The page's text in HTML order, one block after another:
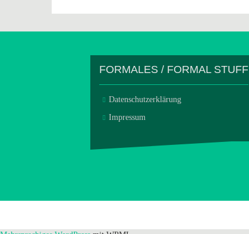
FORMALES / FORMAL STUFF
Datenschutzerklärung
Impressum